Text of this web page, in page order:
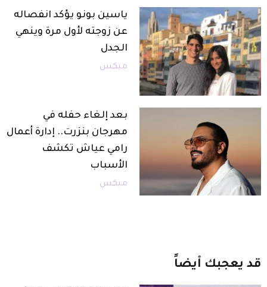
ياسين بونو يؤكد انفصاله
عن زوجته لأول مرة وينهي
الجدل
ميكس
بعد إلغاء حفله في
مهرجان بنزرت.. إدارة أعمال
رامي عياش تكشف
الأسباب
ميكس
قد يعجبك أيضاً